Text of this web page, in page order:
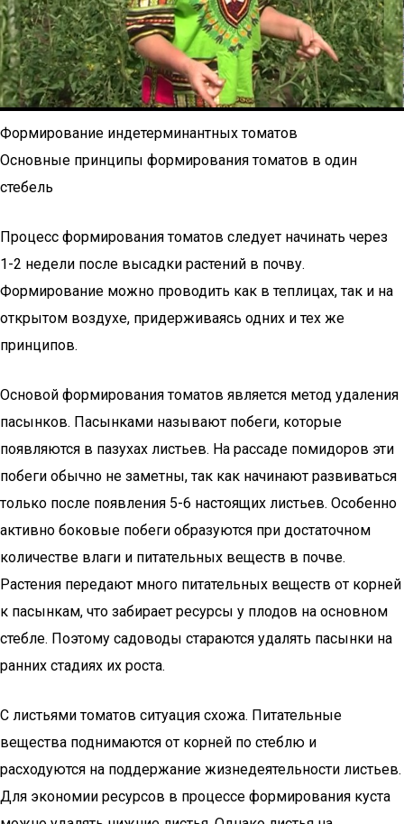
Формирование индетерминантных томатов
Основные принципы формирования томатов в один
стебель
Процесс формирования томатов следует начинать через
1-2 недели после высадки растений в почву.
Формирование можно проводить как в теплицах, так и на
открытом воздухе, придерживаясь одних и тех же
принципов.
Основой формирования томатов является метод удаления
пасынков. Пасынками называют побеги, которые
появляются в пазухах листьев. На рассаде помидоров эти
побеги обычно не заметны, так как начинают развиваться
только после появления 5-6 настоящих листьев. Особенно
активно боковые побеги образуются при достаточном
количестве влаги и питательных веществ в почве.
Растения передают много питательных веществ от корней
к пасынкам, что забирает ресурсы у плодов на основном
стебле. Поэтому садоводы стараются удалять пасынки на
ранних стадиях их роста.
С листьями томатов ситуация схожа. Питательные
вещества поднимаются от корней по стеблю и
расходуются на поддержание жизнедеятельности листьев.
Для экономии ресурсов в процессе формирования куста